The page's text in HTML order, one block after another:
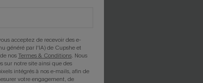
acceptez de recevoir des e-
généré par l'IA) de Cupshe et
nosTermes & Conditions. Nous
sur notre site ainsi que des
intégrés à nos e-mails, afin de
votre engagement, de